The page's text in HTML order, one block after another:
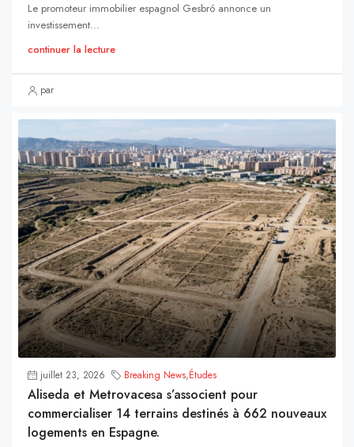
Le promoteur immobilier espagnol Gesbró annonce un
investissement...
continuer la lecture
par
juillet 23, 2026 Breaking News,Études
Aliseda et Metrovacesa s’associent pour
commercialiser 14 terrains destinés à 662 nouveaux
logements en Espagne.